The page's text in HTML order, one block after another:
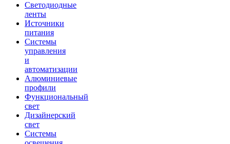
Светодиодные
ленты
Источники
питания
Системы
управления
и
автоматизации
Алюминиевые
профили
Функциональный
свет
Дизайнерский
свет
Системы